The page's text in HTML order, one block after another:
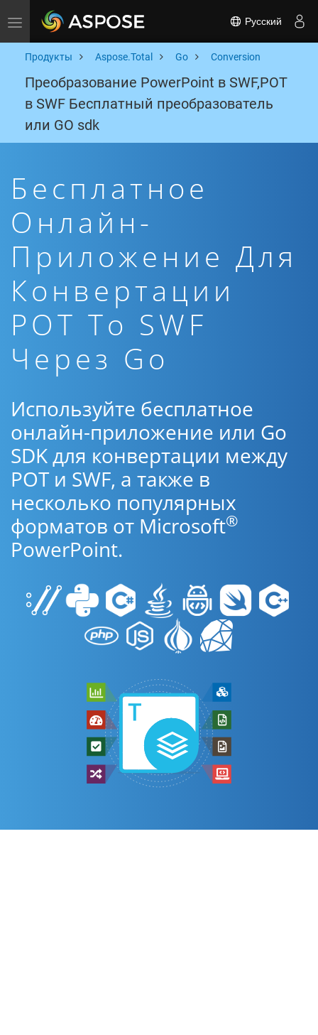
Toggle navigation Русский
Продукты Aspose.Total Go Conversion
Преобразование PowerPoint в SWF,POT
в SWF Бесплатный преобразователь
или GO sdk
Бесплатное
Онлайн-
Приложение Для
Конвертации
POT To SWF
Через Go
Используйте бесплатное
онлайн-приложение или Go
SDK для конвертации между
POT и SWF, а также в
несколько популярных
форматов от Microsoft®
PowerPoint.